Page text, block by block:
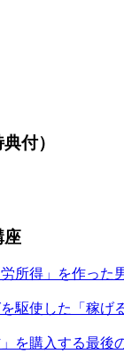
付）
座
所得」を作った
駆使した「稼げ
を購入する最後